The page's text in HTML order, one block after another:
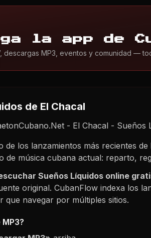
la app de
descargas MP3, eventos y comunidad —
de El Chacal
- El Chacal - Sueños
de los lanzamientos más recientes de
de música cubana actual: reparto,
Sueños Líquidos online
original. CubanFlow indexa los
que navegar por múltiples sitios.